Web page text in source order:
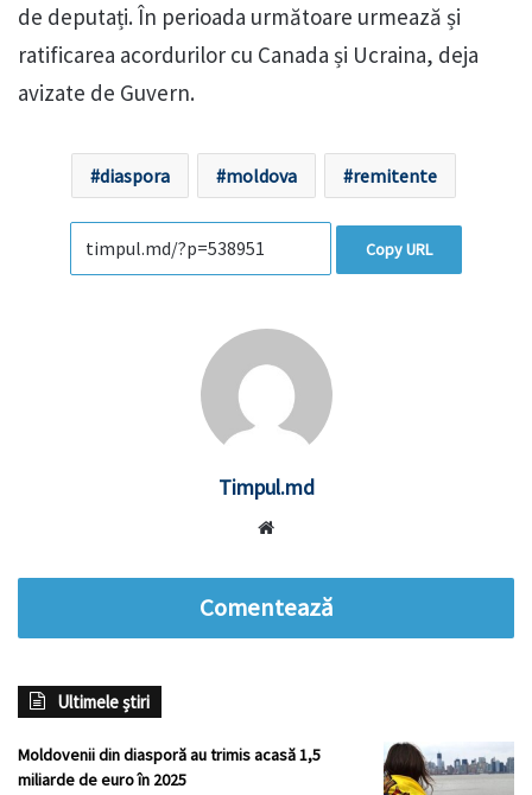
de deputați. În perioada următoare urmează și
ratificarea acordurilor cu Canada și Ucraina, deja
avizate de Guvern.
diaspora moldova remitente
Copy URL
Timpul.md
Comentează
Ultimele știri
Moldovenii din diasporă au trimis acasă 1,5
miliarde de euro în 2025